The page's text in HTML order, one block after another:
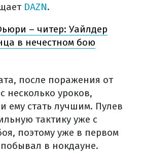
DAZN.
– читер: Уайлдер
в нечестном бою
после поражения от
несколько уроков,
ему стать лучшим. Пулев
тактику уже с
поэтому уже в первом
в нокдауне.